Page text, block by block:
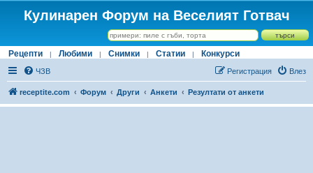
Кулинарен Форум на Веселият Готвач
Рецепти | Любими | Снимки | Статии | Конкурси
ЧЗВ Влез
Регистрация
receptite.com Форум Други Анкети Резултати от анкети